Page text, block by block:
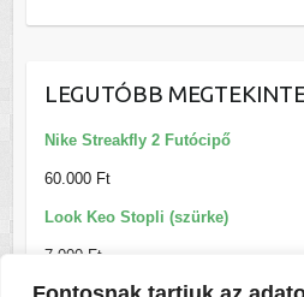
LEGUTÓBB
Nike Streakfly 2 Futócipő
60.000 Ft
Look Keo Stopli (szürke)
7.000 Ft